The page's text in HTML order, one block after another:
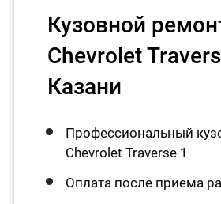
Кузовной
Chevrolet
Казани
Профессиональный
Chevrolet Traverse 1
Оплата после приема